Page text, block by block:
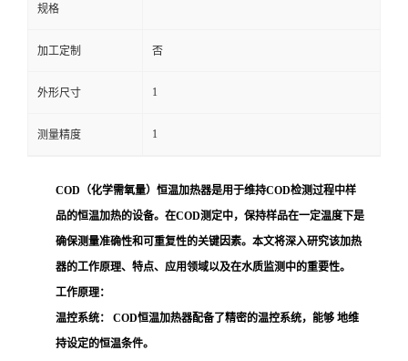
言
规格
加工定制 否
外形尺寸 1
测量精度 1
COD（化学需氧量）恒温加热器是用于维持COD检测过程中样
品的恒温加热的设备。在COD测定中，保持样品在一定温度下是
确保测量准确性和可重复性的关键因素。本文将深入研究该加热
器的工作原理、特点、应用领域以及在水质监测中的重要性。
工作原理：
温控系统：
COD恒温加热器配备了精密的温控系统，能够 地维
持设定的恒温条件。